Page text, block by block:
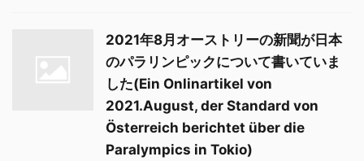
2021年8月オーストリーの新聞が日本
のパラリンピックについて書いていま
した(Ein Onlinartikel von
2021.August, der Standard von
Österreich berichtet über die
Paralympics in Tokio)